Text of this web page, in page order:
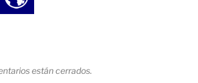
están cerrados.